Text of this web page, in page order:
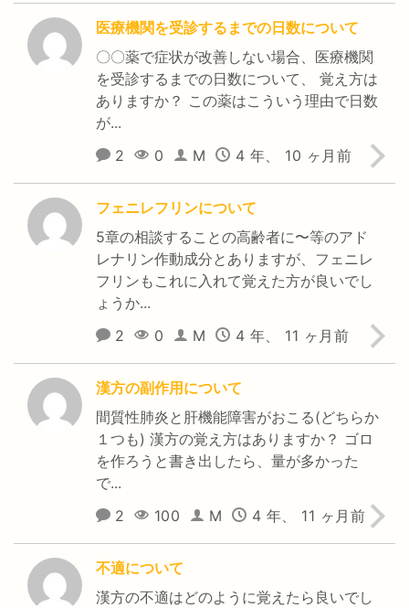
医療機関を受診するまでの日数について
〇〇薬で症状が改善しない場合、医療機関
を受診するまでの日数について、 覚え方は
ありますか？ この薬はこういう理由で日数
が...
2
0 M 4 年、 10 ヶ月前
フェニレフリンについて
5章の相談することの高齢者に〜等のアド
レナリン作動成分とありますが、フェニレ
フリンもこれに入れて覚えた方が良いでし
ょうか...
2
0 M 4 年、 11 ヶ月前
漢方の副作用について
間質性肺炎と肝機能障害がおこる(どちらか
１つも) 漢方の覚え方はありますか？ ゴロ
を作ろうと書き出したら、量が多かった
で...
2
100 M 4 年、 11 ヶ月前
不適について
漢方の不適はどのように覚えたら良いでし